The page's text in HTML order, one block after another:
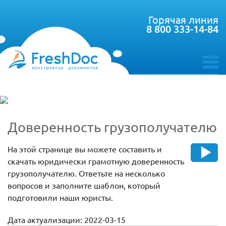
toggle
Горячая линия
8 800 333-14-84
Доверенность грузополучателю
На этой странице вы можете составить и
скачать юридически грамотную доверенность
грузополучателю. Ответьте на несколько
вопросов и заполните шаблон, который
подготовили наши юристы.
Дата актуализации: 2022-03-15